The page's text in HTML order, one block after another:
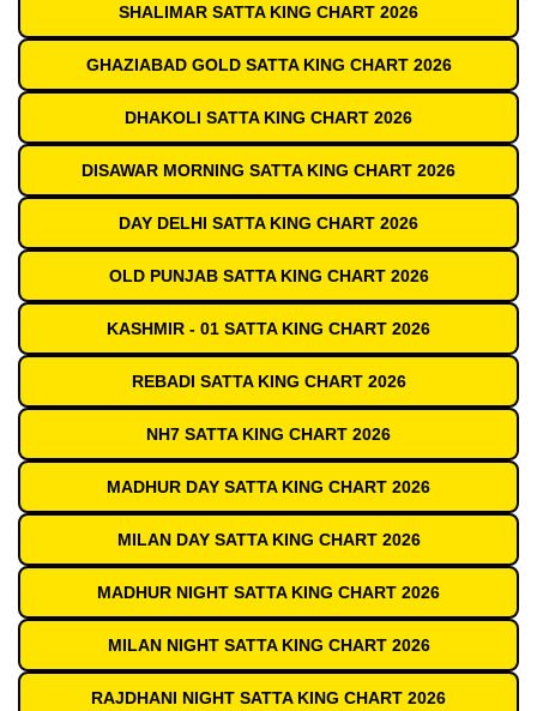
SHALIMAR SATTA KING CHART 2026
GHAZIABAD GOLD SATTA KING CHART 2026
DHAKOLI SATTA KING CHART 2026
DISAWAR MORNING SATTA KING CHART 2026
DAY DELHI SATTA KING CHART 2026
OLD PUNJAB SATTA KING CHART 2026
KASHMIR - 01 SATTA KING CHART 2026
REBADI SATTA KING CHART 2026
NH7 SATTA KING CHART 2026
MADHUR DAY SATTA KING CHART 2026
MILAN DAY SATTA KING CHART 2026
MADHUR NIGHT SATTA KING CHART 2026
MILAN NIGHT SATTA KING CHART 2026
RAJDHANI NIGHT SATTA KING CHART 2026